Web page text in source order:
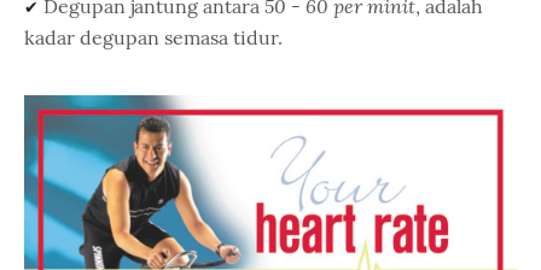
✔ Degupan jantung antara 50 - 60 per minit, adalah
kadar degupan semasa tidur.